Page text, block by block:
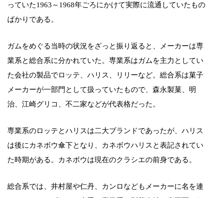
っていた1963～1968年ごろにかけて実際に流通していたもの
ばかりである。
ガムをめぐる当時の状況をざっと振り返ると、メーカーは専
業系と総合系に分かれていた。専業系はガムを主力としてい
た会社の製品でロッテ、ハリス、リリーなど。総合系は菓子
メーカーが一部門として扱っていたもので、森永製菓、明
治、江崎グリコ、不二家などが代表格だった。
専業系のロッテとハリスは二大ブランドであったが、ハリス
は後にカネボウ傘下となり、カネボウハリスと表記されてい
た時期がある。カネボウは現在のクラシエの前身である。
総合系では、井村屋や仁丹、カンロなどもメーカーに名を連